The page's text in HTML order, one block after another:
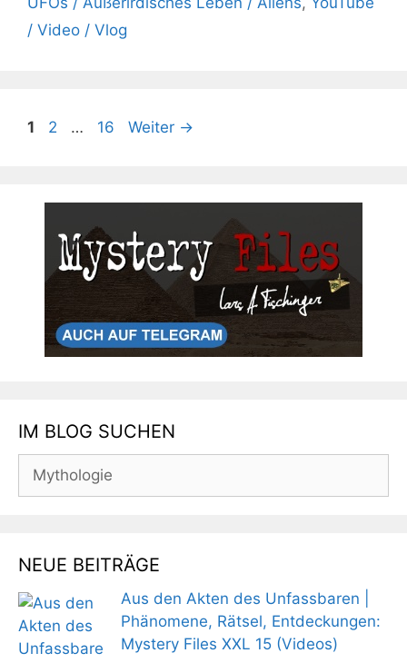
/ Video / Vlog
Seite
1 Seite
2 … Seite
16 Weiter →
IM BLOG SUCHEN
Suchen
nach:
NEUE BEITRÄGE
Aus den Akten des Unfassbaren |
Phänomene, Rätsel, Entdeckungen:
Mystery Files XXL 15 (Videos)